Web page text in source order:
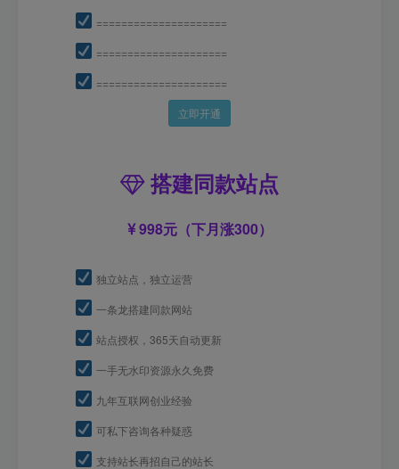
=====================
=====================
=====================
立即开通
搭建同款站点
998元（下月涨300）
独立站点，独立运营
一条龙搭建同款网站
站点授权，365天自动更新
一手无水印资源永久免费
九年互联网创业经验
可私下咨询各种疑惑
支持站长再招自己的站长